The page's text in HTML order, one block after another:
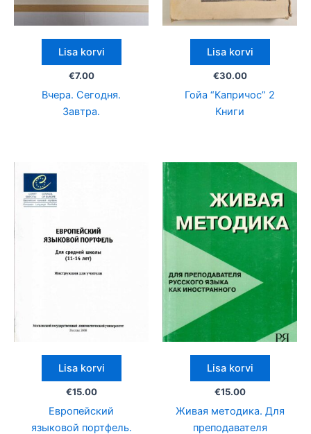
Lisa korvi
€7.00
Вчера. Сегодня.
Завтра.
Lisa korvi
€30.00
Гойа “Капричос” 2
Книги
Lisa korvi
€15.00
Европейский
языковой портфель.
Lisa korvi
€15.00
Живая методика. Для
преподавателя